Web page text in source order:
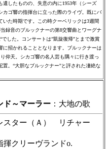
したものの、失意の内に1953年（シーズ
カゴ響の指揮台に立った際のライヴ。既にバ
た時期です。この時クーベリックは3週間
録音のブルックナーの第8交響曲とワーグナ
した。コンサートは”凱旋復帰”とまで激賞
招かれることとなります。ブルックナーは
仰天。シカゴ響の名人芸も隅々に行き渡っ
。“大胆なブルックナー”と評された凄絶な
ド～マーラー ：大地の歌
スター（Ａ） リチャー
クリーヴランドo.